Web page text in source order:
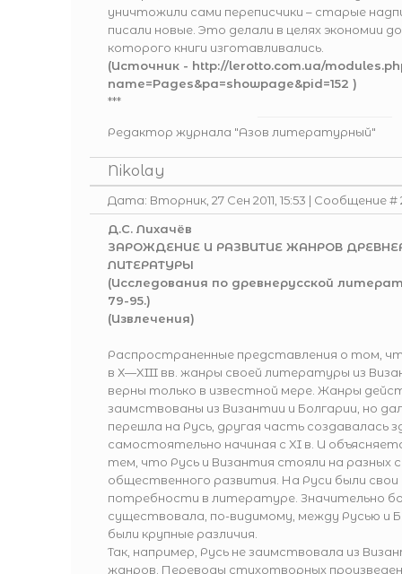
уничтожили сами переписчики – старые
писали новые. Это делали в целях экономии
которого книги изготавливались.
(Источник - http://lerotto.com.ua/
name=Pages&pa=showpage&pid=152 )
***
Редактор журнала "Азов литературный"
Nikolay
Дата: Вторник, 27 Сен 2011, 15:53 | Сообщение #
Д.С. Лихачёв
ЗАРОЖДЕНИЕ И РАЗВИТИЕ ЖАНРОВ
ЛИТЕРАТУРЫ
(Исследования по древнерусской
79-95.)
(Извлечения)
Распространенные представления о том,
в Х—XIII вв. жанры своей литературы из
верны только в известной мере. Жанры
заимствованы из Византии и Болгарии, но
перешла на Русь, другая часть создавалась
самостоятельно начиная с XI в. И
тем, что Русь и Византия стояли на разных
общественного развития. На Руси были
потребности в литературе. Значительно
существовала, по-видимому, между Русью и
были крупные различия.
Так, например, Русь не заимствовала из
жанров. Переводы стихотворных